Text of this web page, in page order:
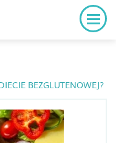
BEZGLUTENOWEJ?